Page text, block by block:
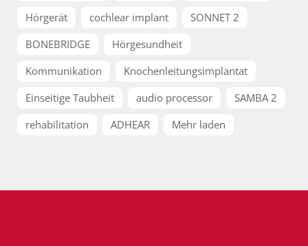
Hörgerät
cochlear implant
SONNET 2
BONEBRIDGE
Hörgesundheit
Kommunikation
Knochenleitungsimplantat
Einseitige Taubheit
audio processor
SAMBA 2
rehabilitation
ADHEAR Mehr laden